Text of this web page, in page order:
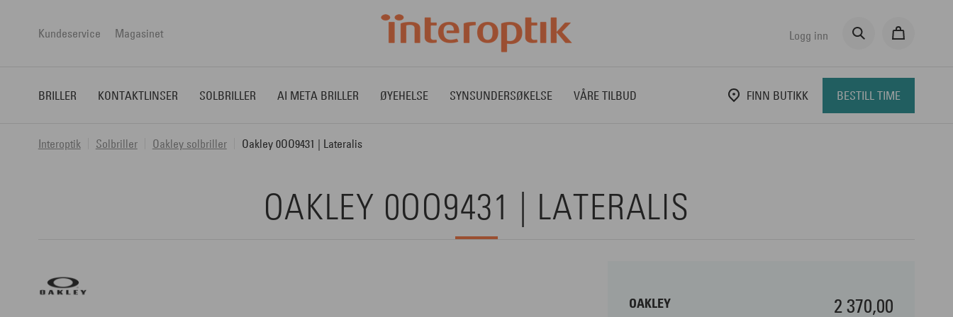
Kundeservice Magasinet Logg inn
BRILLER KONTAKTLINSER SOLBRILLER AI META BRILLER ØYEHELSE SYNSUNDERSØKELSE VÅRE TILBUD FINN BUTIKK BESTILL TIME
Interoptik Solbriller Oakley solbriller Oakley 0OO9431 | Lateralis
OAKLEY 0OO9431 | LATERALIS
OAKLEY 2 370,00